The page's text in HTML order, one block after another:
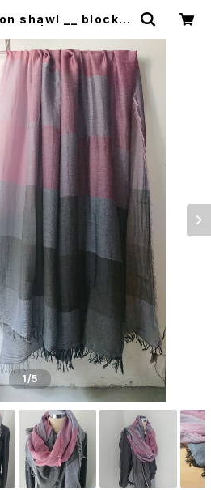
shawl __ block 2
1/5